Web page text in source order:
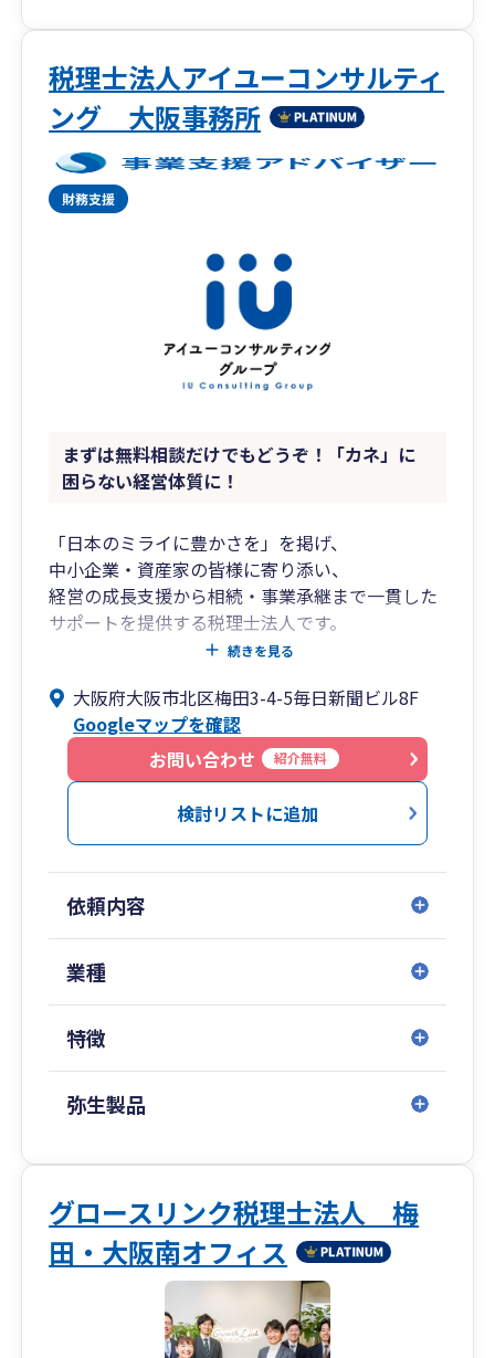
士、土地家屋調査士などの各スペシャリストと提
携。どんな経営課題も、私たちがハブとなり解決
の出口まで導きます。
創業40年超、1,000件以上の実績。資金繰りの安
用から始めてみませんか？
相続税の専用サイトが新たにできました
相続税でお困りの事がありましたら、こちらをご
https://chaos-tax.mediamaker06.site/
税理士法人アイユーコンサルティ
ング 大阪事務所
まずは無料相談だけでもどうぞ！「カネ」に
困らない経営体質に！
「日本のミライに豊かさを」を掲げ、
中小企業・資産家の皆様に寄り添い、
経営の成長支援から相続・事業承継まで一貫した
サポートを提供する税理士法人です。
創業期から成長期、成熟期から承継期に至るま
各フェーズに応じた税務・財務の最適解をご提
案。
クラウド会計の導入支援から月次経営管理まで、
わかりやすくご支援いたします。
■私たちが選ばれる理由
➥創業、成長、安定、そして承継——
企業のライフサイクルに応じて必要となる税
務・財務体制は変化します。
コストを抑えつつ、中長期的な視点での体制構築
➥無理なコスト負担を強いるのではなく、中小企
クラウド会計導入から決算までの一貫対応
➥弥生会計Nextなどクラウド会計の導入支援から
スタートし、
記帳代行・税務相談・決算申告までシームレス
会計・税務の“見える化”を実現します。
続きを見る
大阪府大阪市北区梅田3-4-5毎日新聞ビル8F
Googleマップを確認
お問い合わせ
紹介無料
検討リストに追加
依頼内容
業種
特徴
弥生製品
グロースリンク税理士法人 梅
田・大阪南オフィス